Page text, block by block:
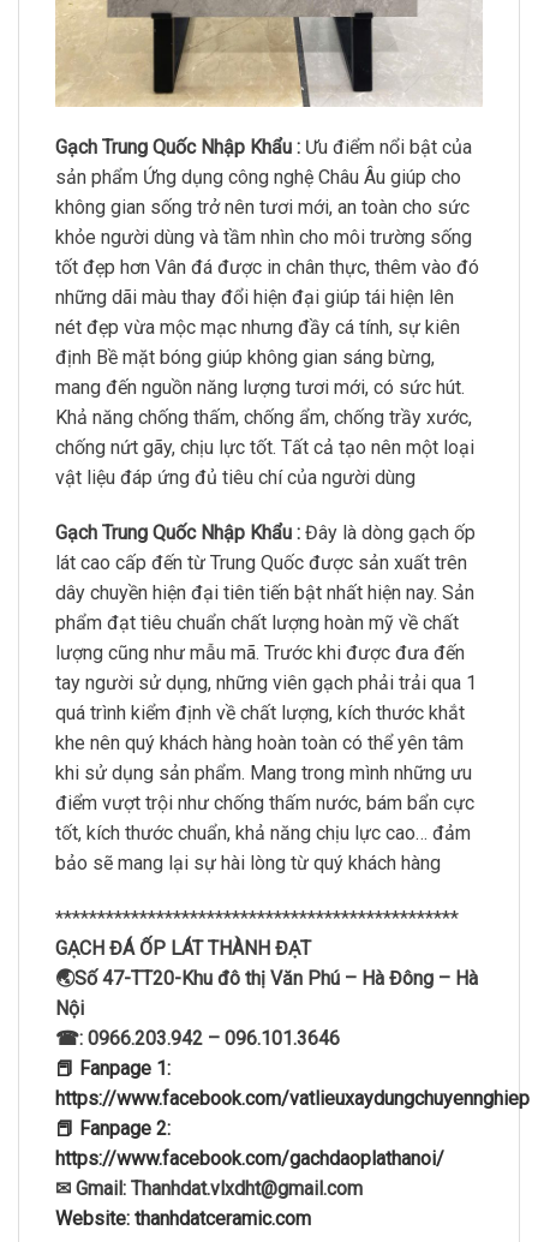
Gạch Trung Quốc Nhập Khẩu : Ưu điểm nổi bật của
sản phẩm Ứng dụng công nghệ Châu Âu giúp cho
không gian sống trở nên tươi mới, an toàn cho sức
khỏe người dùng và tầm nhìn cho môi trường sống
tốt đẹp hơn Vân đá được in chân thực, thêm vào đó
những dãi màu thay đổi hiện đại giúp tái hiện lên
nét đẹp vừa mộc mạc nhưng đầy cá tính, sự kiên
định Bề mặt bóng giúp không gian sáng bừng,
mang đến nguồn năng lượng tươi mới, có sức hút.
Khả năng chống thấm, chống ẩm, chống trầy xước,
chống nứt gãy, chịu lực tốt. Tất cả tạo nên một loại
vật liệu đáp ứng đủ tiêu chí của người dùng
Gạch Trung Quốc Nhập Khẩu : Đây là dòng gạch ốp
lát cao cấp đến từ Trung Quốc được sản xuất trên
dây chuyền hiện đại tiên tiến bật nhất hiện nay. Sản
phẩm đạt tiêu chuẩn chất lượng hoàn mỹ về chất
lượng cũng như mẫu mã. Trước khi được đưa đến
tay người sử dụng, những viên gạch phải trải qua 1
quá trình kiểm định về chất lượng, kích thước khắt
khe nên quý khách hàng hoàn toàn có thể yên tâm
khi sử dụng sản phẩm. Mang trong mình những ưu
điểm vượt trội như chống thấm nước, bám bẩn cực
tốt, kích thước chuẩn, khả năng chịu lực cao… đảm
bảo sẽ mang lại sự hài lòng từ quý khách hàng
************************************************
GẠCH ĐÁ ỐP LÁT THÀNH ĐẠT
🌏Số 47-TT20-Khu đô thị Văn Phú – Hà Đông – Hà
Nội
☎: 0966.203.942 – 096.101.3646
📕 Fanpage 1:
https://www.facebook.com/vatlieuxaydungchuyennghiep
📕 Fanpage 2:
https://www.facebook.com/gachdaoplathanoi/
✉ Gmail: Thanhdat.vlxdht@gmail.com
Website: thanhdatceramic.com